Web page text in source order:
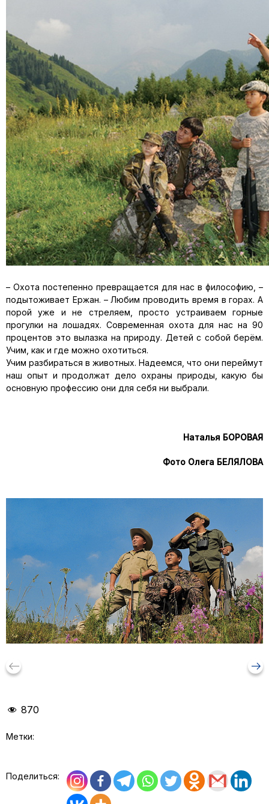
– Охота постепенно превращается для нас в философию, –
подытоживает Ержан. – Любим проводить время в горах. А
порой уже и не стреляем, просто устраиваем горные
прогулки на лошадях. Современная охота для нас на 90
процентов это вылазка на природу. Детей с собой берём.
Учим, как и где можно охотиться.
Учим разбираться в животных. Надеемся, что они переймут
наш опыт и продолжат дело охраны природы, какую бы
основную профессию они для себя ни выбрали.
Наталья БОРОВАЯ
Фото Олега БЕЛЯЛОВА
keyboard_backspace arrow_right_alt
870
Метки:
Поделиться: